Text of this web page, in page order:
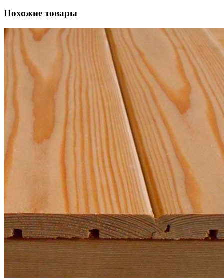
Похожие товары